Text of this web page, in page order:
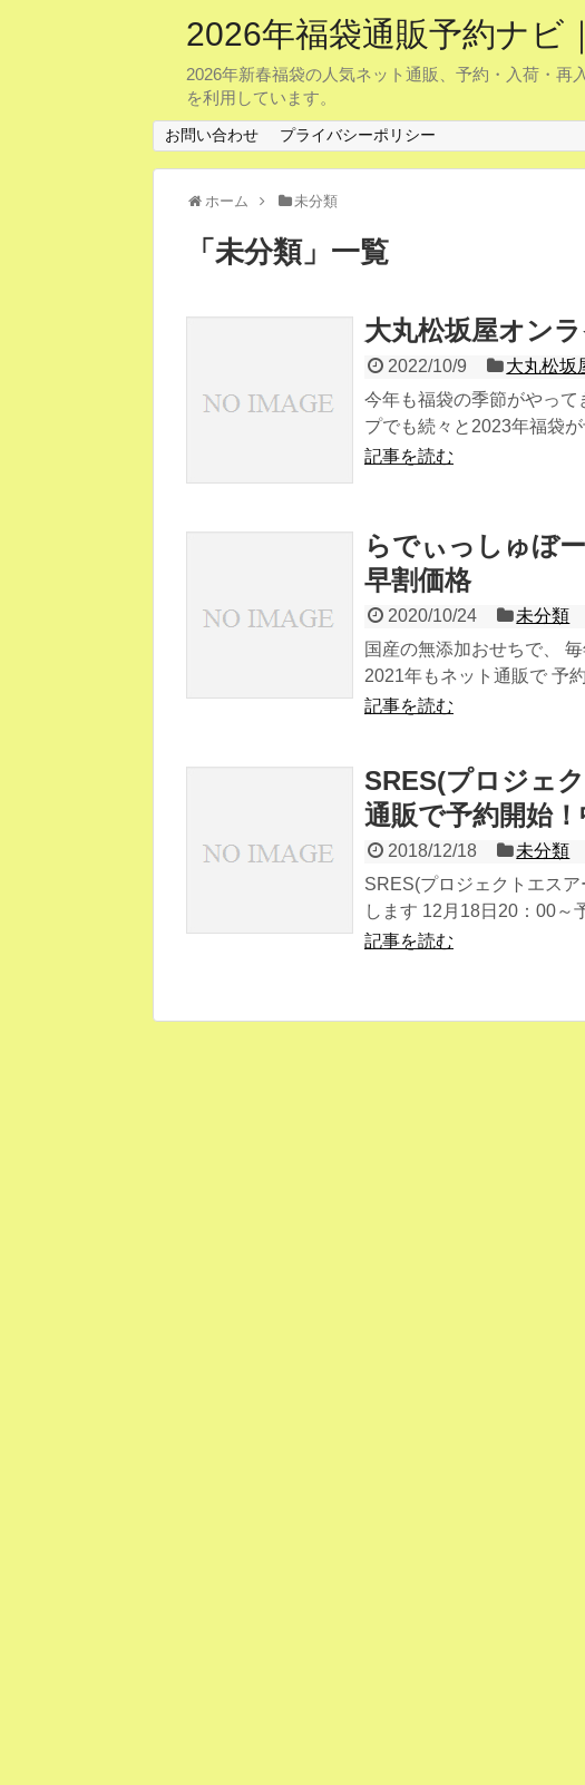
2026年福袋通販予約ナビ
2026年新春福袋の人気ネット通販、予約・入荷・
を利用しています。
お問い合わせ プライバシーポリシー
ホーム 未分類
「 未分類」 一覧
大丸松坂屋オン
2022/10/9 大丸松坂
今年も福袋の季節がやって
プでも続々と2023年福袋
記事を読む
らでぃっしゅぼ
早割価格
2020/10/24
未分類
国産の無添加おせちで、
2021年もネット通販で 予
記事を読む
SRES(プロジェ
通販で予約開始！
2018/12/18
未分類
SRES(プロジェクトエス
します 12月18日20：00～
記事を読む